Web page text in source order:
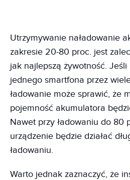
Utrzymywanie naładowanie
zakresie 20-80 proc. jest
jak najlepszą żywotność. Jeśli
jednego smartfona przez
ładowanie może sprawić, że
pojemność akumulatora
Nawet przy ładowaniu do 80
urządzenie będzie działać
ładowaniu.
Warto jednak zaznaczyć, że